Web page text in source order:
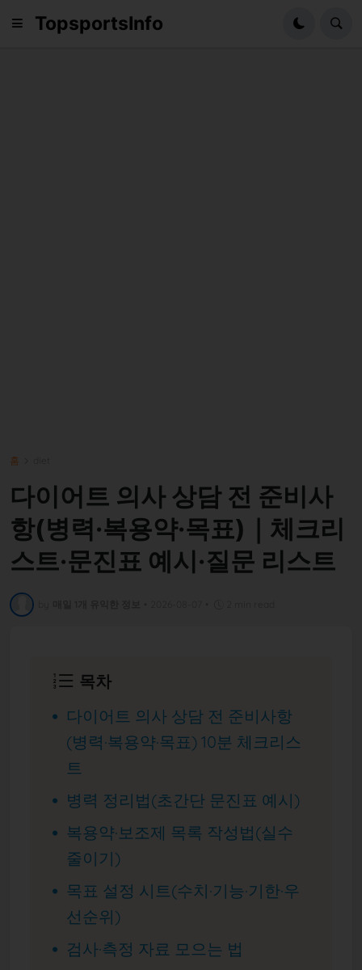
TopsportsInfo
홈
다이어트 의사 상담 전 준비사
항(병력·복용약·목표)｜체크리
스트·문진표 예시·질문 리스트
목차
다이어트 의사 상담 전 준비사항
(병력·복용약·목표) 10분 체크리스
트
병력 정리법(초간단 문진표 예시)
복용약·보조제 목록 작성법(실수
줄이기)
목표 설정 시트(수치·기능·기한·우
선순위)
검사·측정 자료 모으는 법